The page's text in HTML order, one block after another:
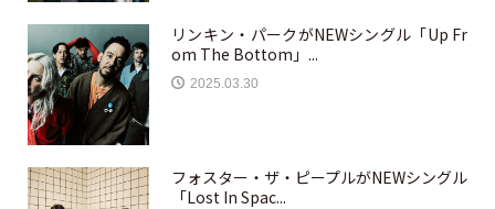
リンキン・パークがNEWシングル「Up Fr
om The Bottom」...
2025.03.30
フォスター・ザ・ピープルがNEWシングル
「Lost In Spac...